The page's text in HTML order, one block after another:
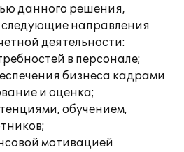
данного решения,
направления
деятельности:
в персонале;
бизнеса кадрами
и оценка;
обучением,
мотивацией